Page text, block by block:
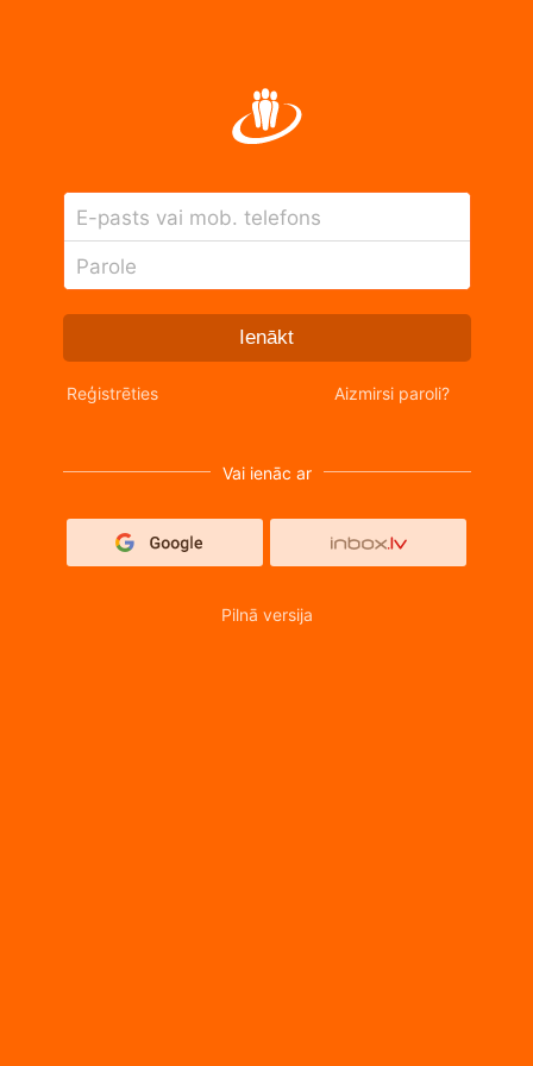
E-pasts vai mob. telefons
Parole
Ienākt
Reģistrēties Aizmirsi paroli?
Vai ienāc ar
Pilnā versija